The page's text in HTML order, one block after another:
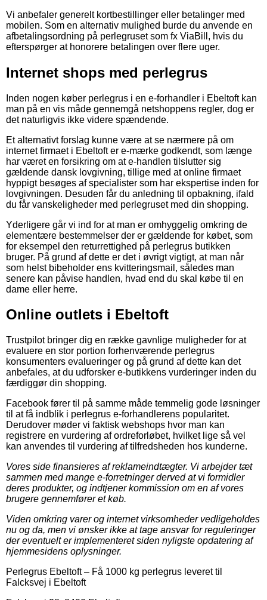
Vi anbefaler generelt kortbestillinger eller betalinger med
mobilen. Som en alternativ mulighed burde du anvende en
afbetalingsordning på perlegruset som fx ViaBill, hvis du
efterspørger at honorere betalingen over flere uger.
Internet shops med perlegrus
Inden nogen køber perlegrus i en e-forhandler i Ebeltoft kan
man på en vis måde gennemgå netshoppens regler, dog er
det naturligvis ikke videre spændende.
Et alternativt forslag kunne være at se nærmere på om
internet firmaet i Ebeltoft er e-mærke godkendt, som længe
har været en forsikring om at e-handlen tilslutter sig
gældende dansk lovgivning, tillige med at online firmaet
hyppigt besøges af specialister som har ekspertise inden for
lovgivningen. Desuden får du anledning til opbakning, ifald
du får vanskeligheder med perlegruset med din shopping.
Yderligere går vi ind for at man er omhyggelig omkring de
elementære bestemmelser der er gældende for købet, som
for eksempel den returrettighed på perlegrus butikken
bruger. På grund af dette er det i øvrigt vigtigt, at man når
som helst bibeholder ens kvitteringsmail, således man
senere kan påvise handlen, hvad end du skal købe til en
dame eller herre.
Online outlets i Ebeltoft
Trustpilot bringer dig en række gavnlige muligheder for at
evaluere en stor portion forhenværende perlegrus
konsumenters evalueringer og på grund af dette kan det
anbefales, at du udforsker e-butikkens vurderinger inden du
færdiggør din shopping.
Facebook fører til på samme måde temmelig gode løsninger
til at få indblik i perlegrus e-forhandlerens popularitet.
Derudover møder vi faktisk webshops hvor man kan
registrere en vurdering af ordreforløbet, hvilket lige så vel
kan anvendes til vurdering af tilfredsheden hos kunderne.
Vores side finansieres af reklameindtægter. Vi arbejder tæt
sammen med mange e-forretninger derved at vi formidler
deres produkter, og indtjener kommission om en af vores
brugere gennemfører et køb.
Viden omkring varer og internet virksomheder vedligeholdes
nu og da, men vi ønsker ikke at tage ansvar for reguleringer
der eventuelt er implementeret siden nyligste opdatering af
hjemmesidens oplysninger.
Perlegrus Ebeltoft– Få 1000 kg perlegrus leveret til
Falcksvej i Ebeltoft